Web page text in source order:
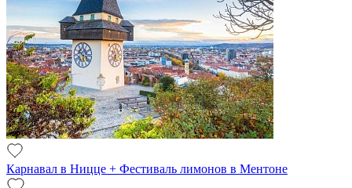
Карнавал в Ницце + Фестиваль лимонов в Ментоне